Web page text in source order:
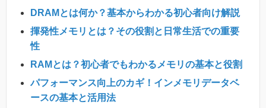
DRAMとは何か？基本からわかる初心者向け解説
揮発性メモリとは？その役割と日常生活での重要
性
RAMとは？初心者でもわかるメモリの基本と役割
パフォーマンス向上のカギ！インメモリデータベ
ースの基本と活用法